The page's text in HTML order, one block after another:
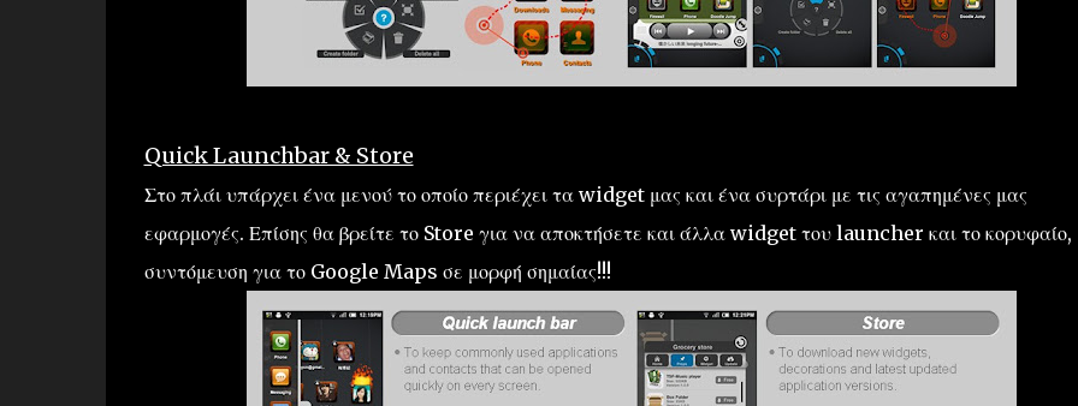
Quick Launchbar & Store
Στο πλάι υπάρχει ένα μενού το οποίο περιέχει τα widget μας και ένα συρτάρι με τις αγαπημένες μας
εφαρμογές. Επίσης θα βρείτε το Store για να αποκτήσετε και άλλα widget του launcher και το κορυφαίο,
συντόμευση για το Google Maps σε μορφή σημαίας!!!